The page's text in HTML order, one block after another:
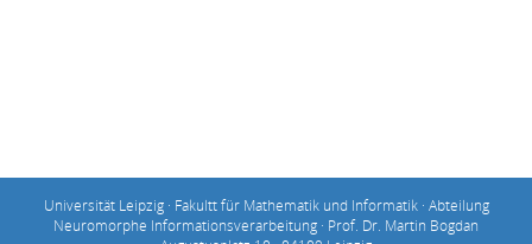
Universität Leipzig · Fakultt für Mathematik und Informatik · Abteilung
Neuromorphe Informationsverarbeitung · Prof. Dr. Martin Bogdan